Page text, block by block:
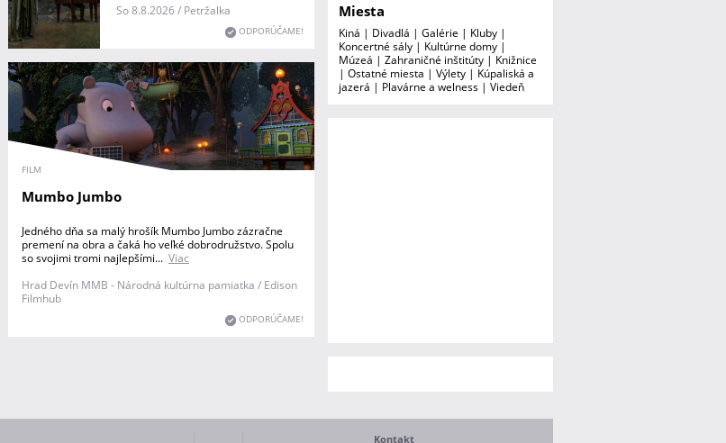
So 8.8.2026 / Petržalka
ODPORÚČAME!
FILM
Mumbo Jumbo
Jedného dňa sa malý hrošík Mumbo Jumbo zázračne
premení na obra a čaká ho veľké dobrodružstvo. Spolu
so svojimi tromi najlepšími... Viac
Hrad Devín MMB - Národná kultúrna pamiatka / Edison
Filmhub
ODPORÚČAME!
Miesta
Kiná | Divadlá | Galérie | Kluby |
Koncertné sály | Kultúrne domy |
Múzeá | Zahraničné inštitúty | Knižnice
| Ostatné miesta | Výlety | Kúpaliská a
jazerá | Plavárne a welness | Viedeň
Kontakt